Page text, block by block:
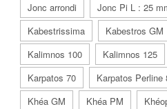
Jonc arrondi
Jonc Pi L : 25
Kabestrissima
Kabestros GM
Kalimnos 100
Kalimnos 125
Karpatos 70
Karpatos Perline
Khéa GM
Khéa PM